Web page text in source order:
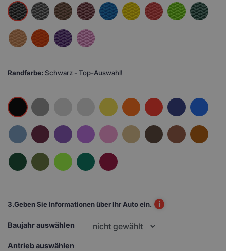
Randfarbe: Schwarz - Top-Auswahl!
3.Geben Sie Informationen über Ihr Auto ein. i
Baujahr auswählen
Antrieb auswählen